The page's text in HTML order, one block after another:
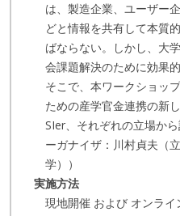
は、製造企業、ユーザー
どと情報を共有して本質
ばならない。しかし、大
会課題解決のために効果
そこで、本ワークショッ
ための産学官金連携の新
SIer、それぞれの立場か
ーガナイザ：川村貞夫（
学））
実施方法
現地開催 および オンライ